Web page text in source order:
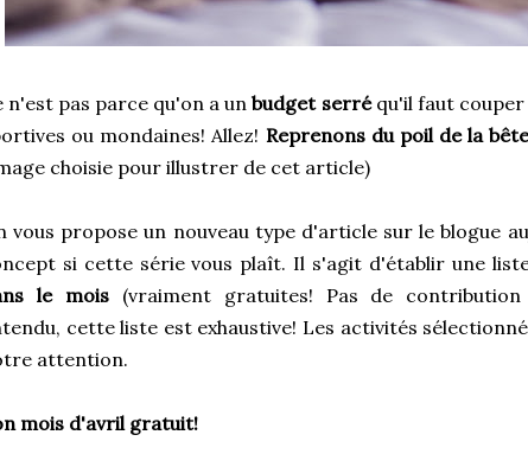
n'est pas parce qu'on a unbudget serréqu'il faut couper
ou mondaines! Allez! Reprenons du poil de la
choisie pour illustrer de cet article)
vous propose un nouveau type d'article sur le blogue
si cette série vous plaît. Il s'agit d'établir une
le mois(vraiment gratuites! Pas de contribution
cette liste est exhaustive! Les activités
attention.
mois d'avril gratuit!